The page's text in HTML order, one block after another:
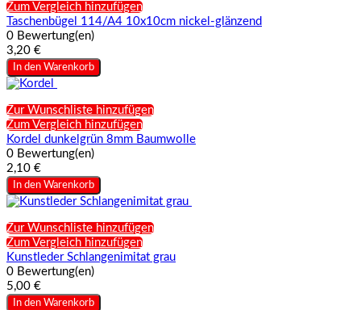
Zum Vergleich hinzufügen
Taschenbügel 114/A4 10x10cm nickel-glänzend
0 Bewertung(en)
3,20 €
In den Warenkorb
Zur Wunschliste hinzufügen
Zum Vergleich hinzufügen
Kordel dunkelgrün 8mm Baumwolle
0 Bewertung(en)
2,10 €
In den Warenkorb
Zur Wunschliste hinzufügen
Zum Vergleich hinzufügen
Kunstleder Schlangenimitat grau
0 Bewertung(en)
5,00 €
In den Warenkorb